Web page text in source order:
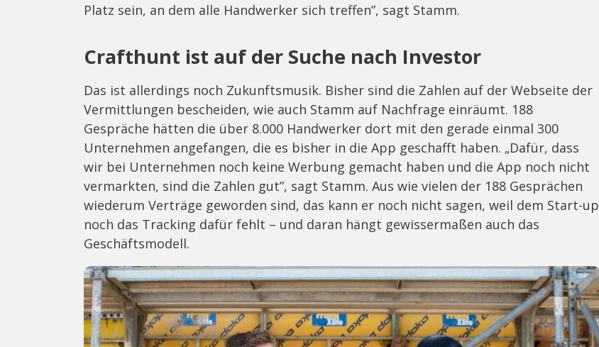
Platz sein, an dem alle Handwerker sich treffen”, sagt Stamm.
Crafthunt ist auf der Suche nach Investor
Das ist allerdings noch Zukunftsmusik. Bisher sind die Zahlen auf der Webseite der
Vermittlungen bescheiden, wie auch Stamm auf Nachfrage einräumt. 188
Gespräche hätten die über 8.000 Handwerker dort mit den gerade einmal 300
Unternehmen angefangen, die es bisher in die App geschafft haben. „Dafür, dass
wir bei Unternehmen noch keine Werbung gemacht haben und die App noch nicht
vermarkten, sind die Zahlen gut”, sagt Stamm. Aus wie vielen der 188 Gesprächen
wiederum Verträge geworden sind, das kann er noch nicht sagen, weil dem Start-up
noch das Tracking dafür fehlt – und daran hängt gewissermaßen auch das
Geschäftsmodell.